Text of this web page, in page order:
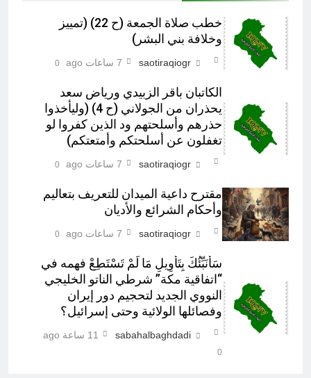
خطب صلاة الجمعة (ح 22) (تمييز
وخلافة بني البشر)
saotiraqiogr 7 ساعات ago 0
الكاتبان باقر الزبيدي ورياض سعد
يحذران من الجولاني (ح 4) (وليأخذوا
حذرهم وأسلحتهم ود الذين كفروا لو
تغفلون عن أسلحتكم وأمتعتكم)
saotiraqiogr 7 ساعات ago 0
مقترح داعية الميدان للتعريف بتعاليم
وأحكام الشرائع والأديان
saotiraqiogr 7 ساعات ago 0
سَأُنَبِّئُكَ بِتَأْوِيلِ مَا لَمْ تَسْتَطِعْ فهمه في
“اتفاقية مكة” شرطي الناتو الخليجي
النووي الجديد لتحجيم دور إيران
وفصائلها الولائية وحتى إسرائيل؟
sabahalbaghdadi 11 ساعة ago
0